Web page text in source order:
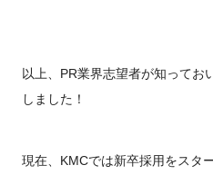
以上、PR業界志望者が知ってお
しました！
現在、KMCでは新卒採用をスタ